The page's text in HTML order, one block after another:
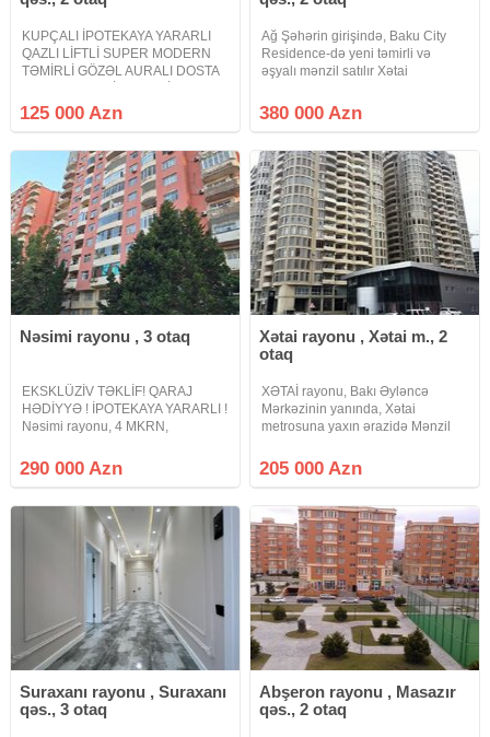
KUPÇALI İPOTEKAYA YARARLI
QAZLI LİFTLİ SUPER MODERN
TƏMİRLİ GÖZƏL AURALI DOSTA
KAPİTAL TƏMİRLİ MƏNZİL.
Masazırın ən gözəl ideal prestijli
MTK yaşayış kompleksində
125 000 Azn
Ağ Şəhərin girişində, Baku City
Residence-də yeni təmirli və
əşyalı mənzil satılır Xətai
Şəhər layihəsinə daxil olan
prestijli Baku City Residence
təmir olunmuş
380 000 Azn
Nəsimi rayonu , 3 otaq
EKSKLÜZİV TƏKLİF! QARAJ
HƏDİYYƏ ! İPOTEKAYA YARARLI !
Nəsimi rayonu, 4 MKRN,
Zərifə Əliyeva Klinikası və
Pitomnik yaxınlığında. 16
(Yaşayışın 2-ci
290 000 Azn
Xətai rayonu , Xətai m., 2
otaq
XƏTAİ rayonu, Bakı Əyləncə
Mərkəzinin yanında, Xətai
metrosuna yaxın ərazidə Mənzil
Qaz var Çıxarış (Kupça) İpotekaya
yararlı
205 000 Azn
Suraxanı rayonu , Suraxanı
qəs., 3 otaq
Abşeron rayonu , Masazır
qəs., 2 otaq